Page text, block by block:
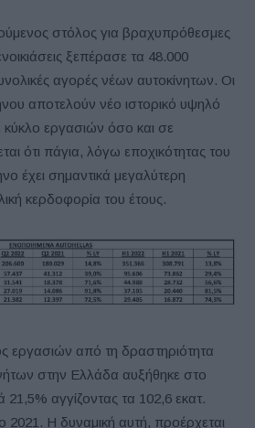
στόλος για βραχυπρόθεσμες
ξεπέρασε τα 48.000
αγορές νέων αυτοκίνητων. Οι
αποτελούν νέο ιστορικό υψηλό
εργασιών όσο και σε
ότι πάγια, λόγω εποχικότητας του
έχει σημαντικά μεγαλύτερη
κερδοφορία του έτους.
εργασιών από τη δραστηριότητα
στην Ελλάδα αυξήθηκε στο
21,5% αγγίζοντας τα 102,6 εκατ.
2021. Η δυναμική αυτή, προέρχεται